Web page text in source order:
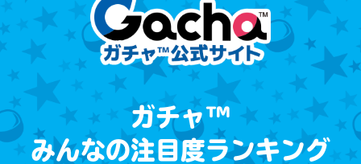
ガチャ™
みんなの注目度ランキング